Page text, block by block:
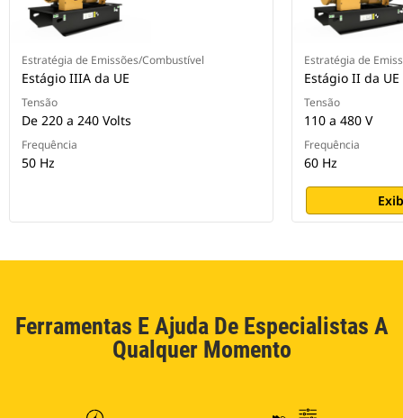
Estratégia de Emissões/Combustível
Estágio IIIA da UE
Tensão
De 220 a 240 Volts
Frequência
50 Hz
Estratégia de
Estágio II da
Tensão
110 a 480 V
Frequência
60 Hz
Ferramentas E Ajuda De Especialistas A
Qualquer Momento